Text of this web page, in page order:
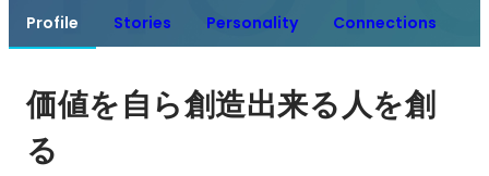
Profile Stories Personality Connections
価値を自ら創造出来る人を創
る